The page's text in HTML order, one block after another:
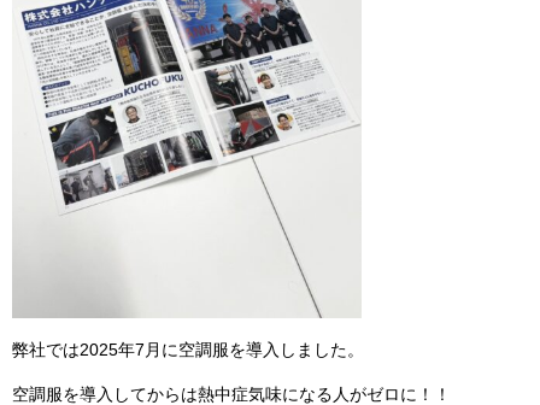
弊社では2025年7月に空調服を導入しました。
空調服を導入してからは熱中症気味になる人がゼロに！！